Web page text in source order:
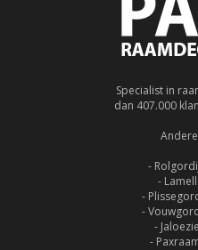
Specialist in
dan 407.000
-
-
-
-
-
-